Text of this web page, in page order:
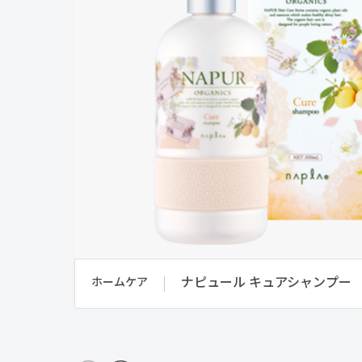
ホームケア ナピュール キュアシャンプー